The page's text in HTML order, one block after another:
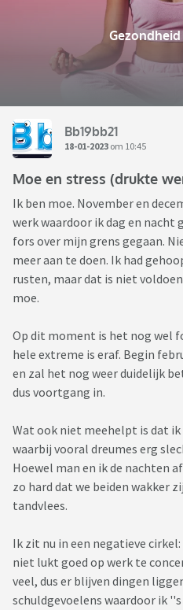
Bb19bb21
18-01-2023 om 10:45
Moe en stress (drukte
Ik ben moe. November en
werk waardoor ik dag en nacht
fors over mijn grens gegaan.
meer aan te doen. Ik had
rusten, maar dat is niet
moe.
Op dit moment is het nog wel
hele extreme is eraf. Begin
en zal het nog weer duidelijk
dus voortgang in.
Wat ook niet meehelpt is dat ik
waarbij vooral dreumes erg
Hoewel man en ik de nachten
zo hard dat we beiden wakker
tandvlees.
Ik zit nu in een negatieve
niet lukt goed op werk te
veel, dus er blijven dingen
schuldgevoelens waardoor ik